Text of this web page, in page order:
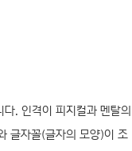
. 인격이 피지컬과 멘탈의
글자꼴(글자의 모양)이 조